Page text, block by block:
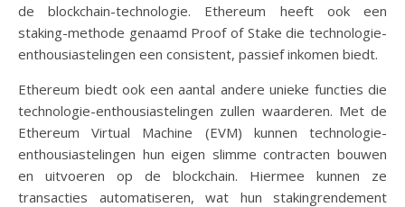
de blockchain-technologie. Ethereum heeft ook een
staking-methode genaamd Proof of Stake die technologie-
enthousiastelingen een consistent, passief inkomen biedt.
Ethereum biedt ook een aantal andere unieke functies die
technologie-enthousiastelingen zullen waarderen. Met de
Ethereum Virtual Machine (EVM) kunnen technologie-
enthousiastelingen hun eigen slimme contracten bouwen
en uitvoeren op de blockchain. Hiermee kunnen ze
transacties automatiseren, wat hun stakingrendement